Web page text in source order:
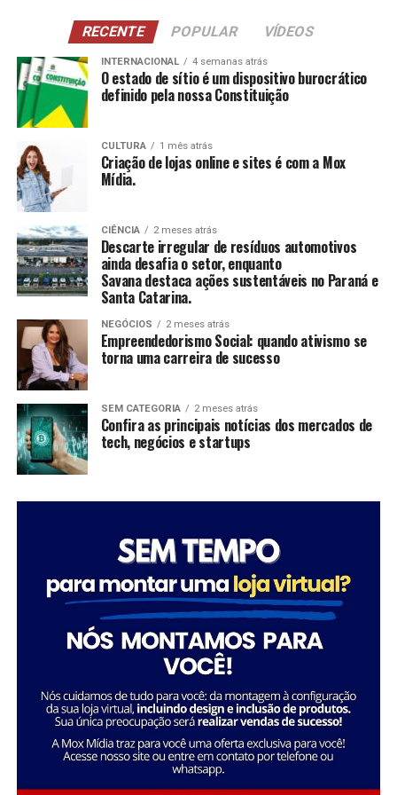
A Savana integra o Grupo Águia Branca e é especializada
na comercialização de caminhões e veículos comerciais
da Mercedes-Benz. Com forte presença nos setores de
transporte e logística, oferece um portfólio completo
de veículos, peças e serviços de oficina. Além disso,
disponibiliza soluções em pneus e recapagem,
garantindo performance e eficiência para os clientes do
segmento de transporte de cargas.
FONTE: A Savana integra o Grupo Águia Branca
NCI: Atividades para pessoas com 60 anos ou
mais, estimulando a construção e reconstrução de
suas histórias e vivências.
CCAS
: Ambiente de convivência para crianças e
adolescentes, abrangendo desde jogos até cultura
SAICA: Trabalho de cuidado, orientação e proteção
integral a crianças e adolescentes em situação de
CEIS
: Garantia de um ambiente seguro e desafiador
para o desenvolvimento infantil.
Conclusão
O empreendedorismo social, impulsionado por líderes
como Tatiana Souza, demonstra que ativismo pode, sim,
ser uma carreira de sucesso. As mulheres no comando
dessas organizações não apenas promovem mudanças
significativas em suas comunidades, mas também
inspiram futuras gerações a seguir seus passos,
mostrando que é possível transformar a sociedade
feminina no setor social: “Acredito que quando as
mulheres assumem a liderança, trazem consigo uma
perspectiva única e essencial que promove a inclusão e o
desenvolvimento sustentável. Meu objetivo é continuar
inspirando e capacitando outras mulheres a seguirem
esse caminho, transformando ainda mais vidas e
Essa trajetória exemplifica como o ativismo e o
empreendedorismo social podem convergir para criar
uma carreira gratificante e de grande impacto social.
RECENTE POPULAR VÍDEOS
INTERNACIONAL 4 semanas atrás
O estado de sítio é um dispositivo burocrático
definido pela nossa Constituição
CULTURA 1 mês atrás
Criação de lojas online e sites é com a Mox
Mídia.
CIÊNCIA 2 meses atrás
Descarte irregular de resíduos automotivos
ainda desafia o setor, enquanto
Savana destaca ações sustentáveis no Paraná e
Santa Catarina.
NEGÓCIOS 2 meses atrás
Empreendedorismo Social: quando ativismo se
torna uma carreira de sucesso
SEM CATEGORIA 2 meses atrás
Confira as principais notícias dos mercados de
tech, negócios e startups